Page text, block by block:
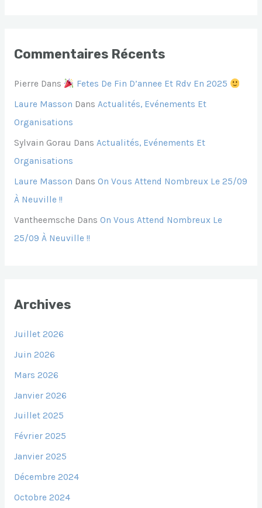
Commentaires Récents
Pierre Dans
Fetes De Fin D’annee Et Rdv En 2025
Laure Masson Dans Actualités, Evénements Et
Organisations
Sylvain Gorau Dans Actualités, Evénements Et
Organisations
Laure Masson Dans On Vous Attend Nombreux Le 25/09
À Neuville !!
Vantheemsche Dans On Vous Attend Nombreux Le
25/09 À Neuville !!
Archives
Juillet 2026
Juin 2026
Mars 2026
Janvier 2026
Juillet 2025
Février 2025
Janvier 2025
Décembre 2024
Octobre 2024